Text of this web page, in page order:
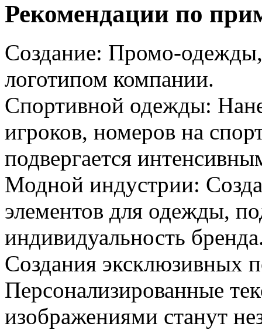
Рекомендации по
Создание: Промо-
логотипом компании.
Спортивной одежды:
игроков, номеров на
подвергается
Модной индустрии:
элементов для одежды,
индивидуальность
Создания эксклюзивных
Персонализированные
изображениями станут